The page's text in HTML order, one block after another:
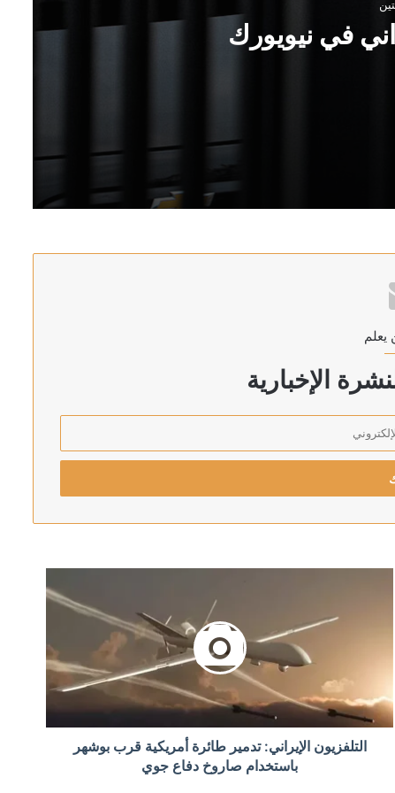
في نيويورك
الإدارة الإقليمية المشتركة لمضيق هرمز
مع الرياض
تم تنفيذها من العراق
الإخبارية
التلفزيون الإيراني: تدمير طائرة أمريكية قرب بوشهر
باستخدام صاروخ دفاع جوي